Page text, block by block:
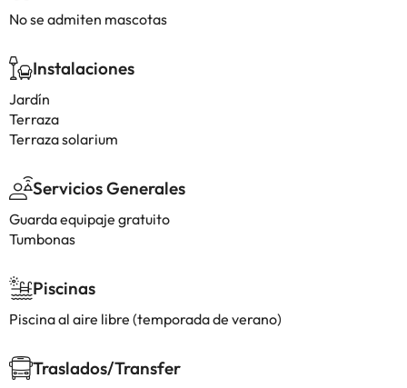
No se admiten mascotas
Instalaciones
Jardín
Terraza
Terraza solarium
Servicios Generales
Guarda equipaje gratuito
Tumbonas
Piscinas
Piscina al aire libre (temporada de verano)
Traslados/Transfer